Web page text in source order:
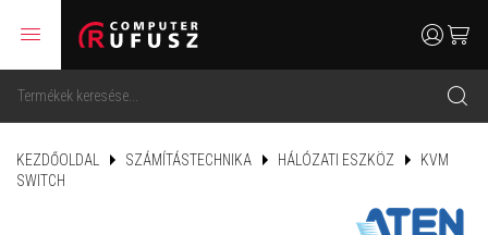
menu
search
usercart
KEZDŐOLDAL SZÁMÍTÁSTECHNIKA HÁLÓZATI ESZKÖZ
KVM
SWITCH